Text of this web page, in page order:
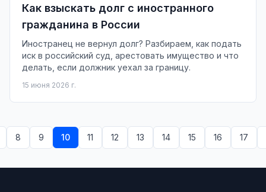
Как взыскать долг с иностранного
гражданина в России
Иностранец не вернул долг? Разбираем, как подать
иск в российский суд, арестовать имущество и что
делать, если должник уехал за границу.
15 июня 2026 г.
8 9 10 11 12 13 14 15 16 17